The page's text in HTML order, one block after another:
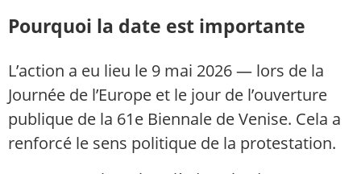
Pourquoi la date est importante
L’action a eu lieu le 9 mai 2026 — lors de la
Journée de l’Europe et le jour de l’ouverture
publique de la 61e Biennale de Venise. Cela a
renforcé le sens politique de la protestation.